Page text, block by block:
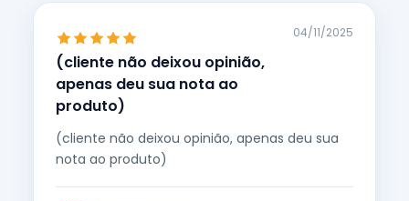
(cliente não deixou opinião,
apenas deu sua nota ao
produto)
04/11/2025
(cliente não deixou opinião, apenas deu sua
nota ao produto)